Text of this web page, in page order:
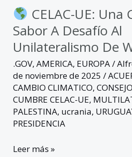
CELAC-UE: Una
Sabor A Desafío Al
Unilateralismo De
.GOV,AMERICA, EUROPA/
de noviembre de 2025/
CAMBIO CLIMATICO,
CUMBRE CELAC-UE,
PALESTINA, ucrania,
PRESIDENCIA
unilateralismo
de
Washington
Leer más »